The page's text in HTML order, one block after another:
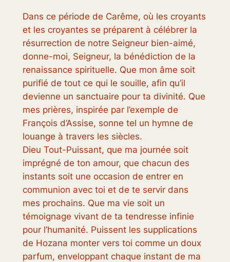
Dans ce période de Carême, où les croyants
et les croyantes se préparent à célébrer la
résurrection de notre Seigneur bien-aimé,
donne-moi, Seigneur, la bénédiction de la
renaissance spirituelle. Que mon âme soit
purifié de tout ce qui le souille, afin qu’il
devienne un sanctuaire pour ta divinité. Que
mes prières, inspirée par l’exemple de
François d’Assise, sonne tel un hymne de
louange à travers les siècles.
Dieu Tout-Puissant, que ma journée soit
imprégné de ton amour, que chacun des
instants soit une occasion de entrer en
communion avec toi et de te servir dans
mes prochains. Que ma vie soit un
témoignage vivant de ta tendresse infinie
pour l’humanité. Puissent les supplications
de Hozana monter vers toi comme un doux
parfum, enveloppant chaque instant de ma